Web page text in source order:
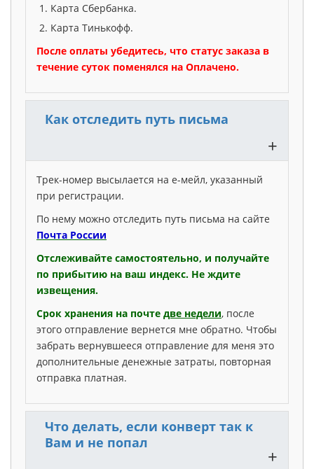
Карта Сбербанка.
Карта Тинькофф.
После оплаты убедитесь, что статус заказа в
течение суток поменялся на Оплачено.
Как отследить путь письма
+
Трек-номер высылается на е-мейл, указанный
при регистрации.
По нему можно отследить путь письма на сайте
Почта России
Отслеживайте самостоятельно, и получайте
по прибытию на ваш индекс. Не ждите
извещения.
Срок хранения на почте две недели, после
этого отправление вернется мне обратно. Чтобы
забрать вернувшееся отправление для меня это
дополнительные денежные затраты, повторная
отправка платная.
Что делать, если конверт так к
Вам и не попал
+